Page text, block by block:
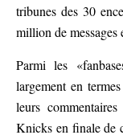
tribunes des 30
million de messages
Parmi les
largement en
leurs
Knicks en finale de